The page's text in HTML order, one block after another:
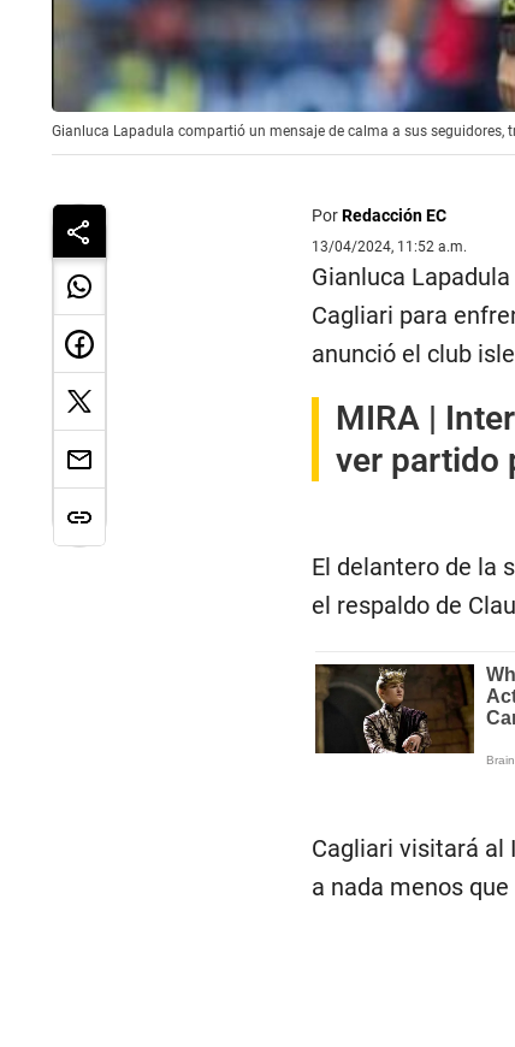
Gianluca Lapadula compartió un mensaje de calma a sus
PorRedacción EC
13/04/2024, 11:52 a.m.
Gianluca
Cagliari para
anunció el club
MIRA |
ver partido
El delantero de la
el respaldo de
Cagliari visitará al
a nada menos